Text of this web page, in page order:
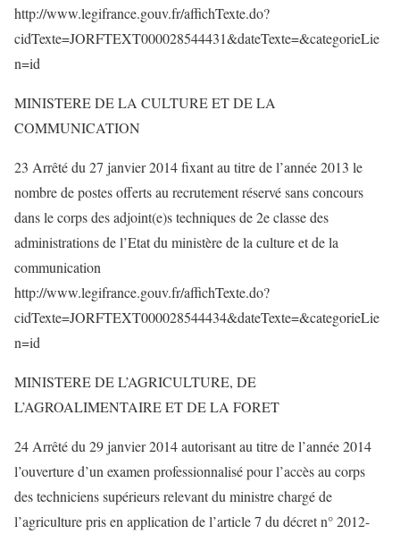
http://www.legifrance.gouv.fr/affichTexte.do?
cidTexte=JORFTEXT000028544431&dateTexte=&categorieLie
n=id
MINISTERE DE LA CULTURE ET DE LA
COMMUNICATION
23 Arrêté du 27 janvier 2014 fixant au titre de l’année 2013 le
nombre de postes offerts au recrutement réservé sans concours
dans le corps des adjoint(e)s techniques de 2e classe des
administrations de l’Etat du ministère de la culture et de la
communication
http://www.legifrance.gouv.fr/affichTexte.do?
cidTexte=JORFTEXT000028544434&dateTexte=&categorieLie
n=id
MINISTERE DE L’AGRICULTURE, DE
L’AGROALIMENTAIRE ET DE LA FORET
24 Arrêté du 29 janvier 2014 autorisant au titre de l’année 2014
l’ouverture d’un examen professionnalisé pour l’accès au corps
des techniciens supérieurs relevant du ministre chargé de
l’agriculture pris en application de l’article 7 du décret n° 2012-